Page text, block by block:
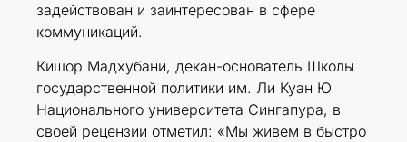
задействован и заинтересован в сфере
коммуникаций.
Кишор Мадхубани, декан-основатель Школы
государственной политики им. Ли Куан Ю
Национального университета Сингапура, в
своей рецензии отметил: «Мы живем в быстро